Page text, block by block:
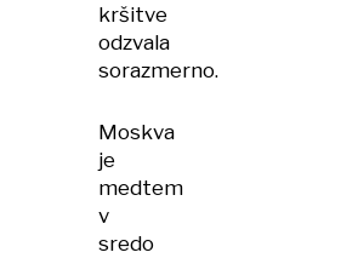
kršitve
odzvala
sorazmerno.
Moskva
je
medtem
v
sredo